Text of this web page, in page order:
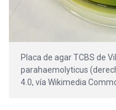
Placa de agar TCBS de
parahaemolyticus
4.0, vía Wikimedia